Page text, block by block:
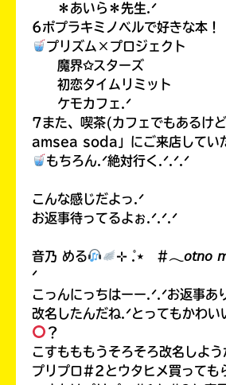
＊あいら＊先生.ᐟ
6ポプラキミノベルで好きな本！
プリズム×プロジェクト
魔界✩スターズ
初恋タイムリミット
ケモカフェ.ᐟ
7また、喫茶(カフェでもあるけ
amsea soda」にご来店してい
もちろん.ᐟ絶対行く.ᐟ.ᐟ.ᐟ
こんな感じだよっ.ᐟ
お返事待ってるよぉ.ᐟ.ᐟ.ᐟ
音乃 める
⊹ ̊.⋆ #𓂃𝘰𝘵𝘯𝘰
ᐟ
こっんにっちはーー.ᐟ.ᐟお返事あ
改名したんだね.ᐟとってもかわい
？
こすもももうそろそろ改名しよう
プリプロ#2とウタヒメ買っても